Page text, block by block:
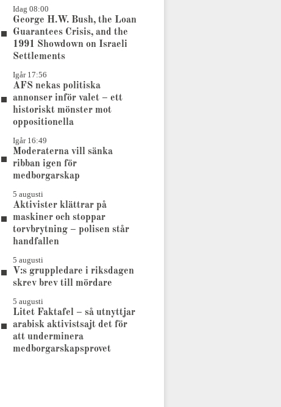
Idag 08:00
George H.W. Bush, the Loan
Guarantees Crisis, and the
1991 Showdown on Israeli
Settlements
Igår 17:56
AFS nekas politiska
annonser inför valet – ett
historiskt mönster mot
oppositionella
Igår 16:49
Moderaterna vill sänka
ribban igen för
medborgarskap
5 augusti
Aktivister klättrar på
maskiner och stoppar
torvbrytning – polisen står
handfallen
5 augusti
V:s gruppledare i riksdagen
skrev brev till mördare
5 augusti
Litet Faktafel – så utnyttjar
arabisk aktivistsajt det för
att underminera
medborgarskapsprovet